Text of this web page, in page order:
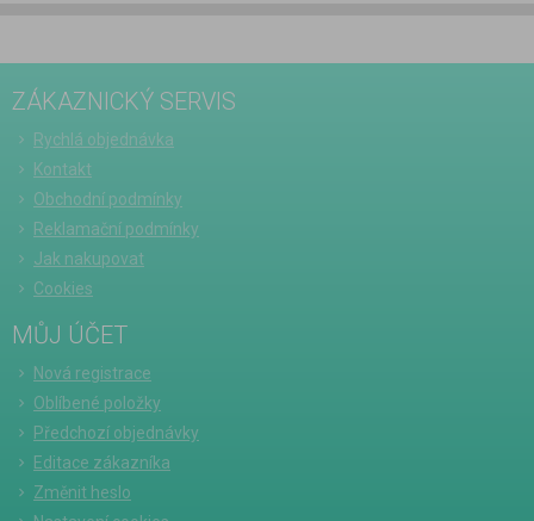
ZÁKAZNICKÝ SERVIS
Rychlá objednávka
Kontakt
Obchodní podmínky
Reklamační podmínky
Jak nakupovat
Cookies
MŮJ ÚČET
Nová registrace
Oblíbené položky
Předchozí objednávky
Editace zákazníka
Změnit heslo